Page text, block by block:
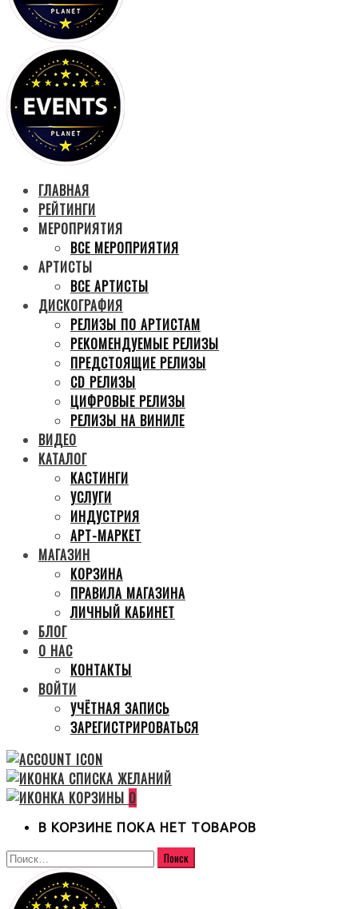
ГЛАВНАЯ
РЕЙТИНГИ
МЕРОПРИЯТИЯ
ВСЕ МЕРОПРИЯТИЯ
АРТИСТЫ
ВСЕ АРТИСТЫ
ДИСКОГРАФИЯ
РЕЛИЗЫ ПО АРТИСТАМ
РЕКОМЕНДУЕМЫЕ РЕЛИЗЫ
ПРЕДСТОЯЩИЕ РЕЛИЗЫ
CD РЕЛИЗЫ
ЦИФРОВЫЕ РЕЛИЗЫ
РЕЛИЗЫ НА ВИНИЛЕ
ВИДЕО
КАТАЛОГ
КАСТИНГИ
УСЛУГИ
ИНДУСТРИЯ
АРТ-МАРКЕТ
МАГАЗИН
КОРЗИНА
ПРАВИЛА МАГАЗИНА
ЛИЧНЫЙ КАБИНЕТ
БЛОГ
О НАС
КОНТАКТЫ
ВОЙТИ
УЧЁТНАЯ ЗАПИСЬ
ЗАРЕГИСТРИРОВАТЬСЯ
0
В КОРЗИНЕ ПОКА НЕТ ТОВАРОВ